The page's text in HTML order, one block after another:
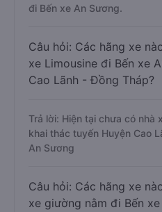
đi Bến xe An Sương.
Câu hỏi: Các hãng xe
xe Limousine đi Bến xe
Cao Lãnh - Đồng Tháp?
Trả lời: Hiện tại chưa có nhà
khai thác tuyến Huyện Cao
An Sương
Câu hỏi: Các hãng xe
xe giường nằm đi Bến